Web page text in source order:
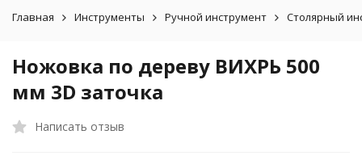
Главная Инструменты Ручной инструмент Столярный
Ножовка по дереву ВИХРЬ 500
мм 3D заточка
Написать отзыв